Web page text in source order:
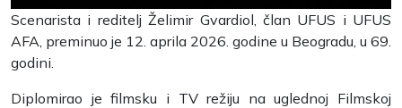
Scenarista i reditelj Želimir Gvardiol, član UFUS i UFUS
AFA, preminuo je 12. aprila 2026. godine u Beogradu, u 69.
godini.
Diplomirao je filmsku i TV režiju na uglednoj Filmskoj